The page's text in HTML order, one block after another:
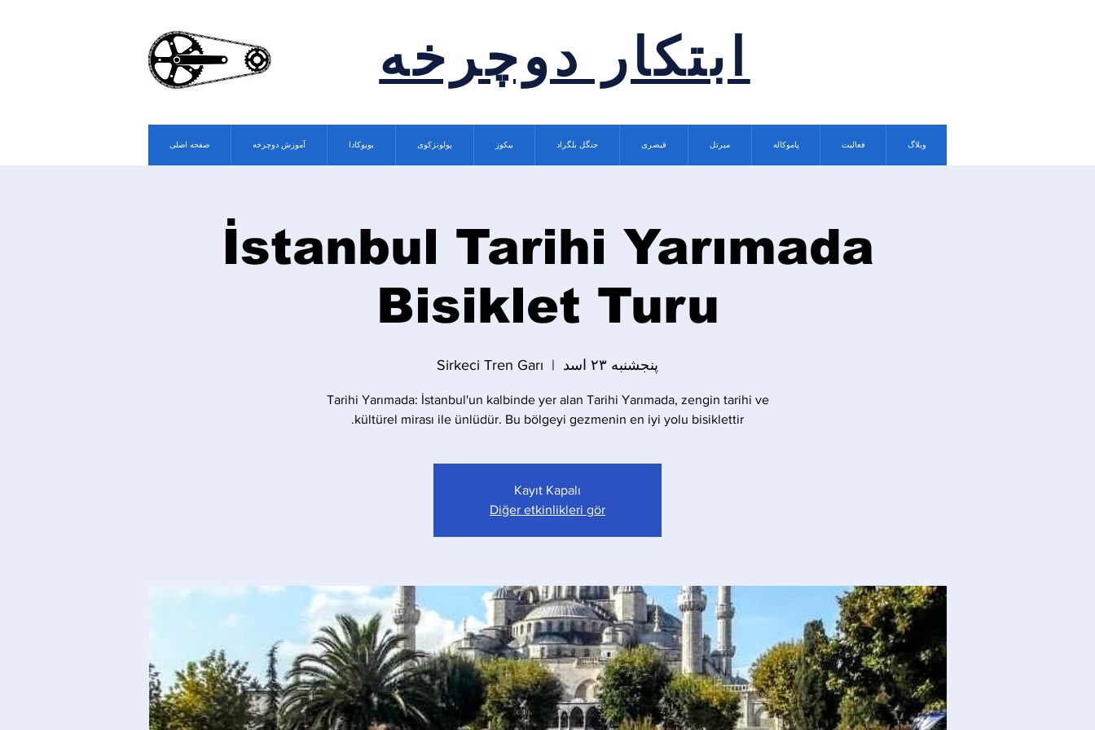
ابتکار دوچرخه
صفحه اصلی آموزش دوچرخه بویوکادا پولونزکوی بیکوز جنگل بلگراد قیصری میرتل پاموکاله فعالیت وبلاگ
İstanbul Tarihi Yarımada
Bisiklet Turu
پنجشنبه ۲۳ اسد
  |
Sirkeci Tren Garı
Tarihi Yarımada: İstanbul'un kalbinde yer alan Tarihi Yarımada, zengin tarihi ve
kültürel mirası ile ünlüdür. Bu bölgeyi gezmenin en iyi yolu bisiklettir.
Kayıt Kapalı
Diğer etkinlikleri gör